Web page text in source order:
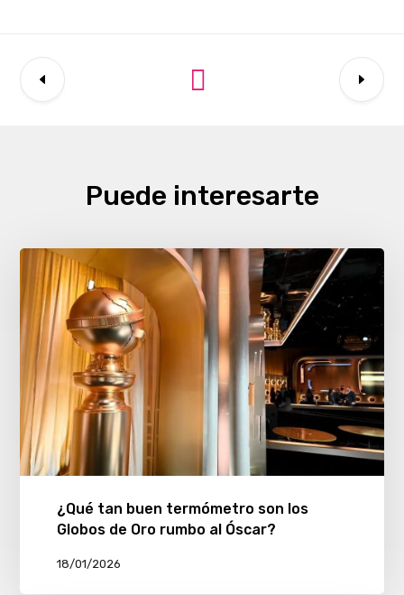
Puede interesarte
¿Qué tan buen termómetro son los
Globos de Oro rumbo al Óscar?
18/01/2026